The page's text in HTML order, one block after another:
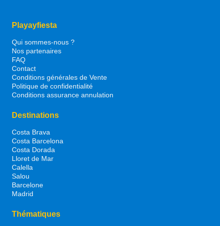
Playayfiesta
Qui sommes-nous ?
Nos partenaires
FAQ
Contact
Conditions générales de Vente
Politique de confidentialité
Conditions assurance annulation
Destinations
Costa Brava
Costa Barcelona
Costa Dorada
Lloret de Mar
Calella
Salou
Barcelone
Madrid
Thématiques